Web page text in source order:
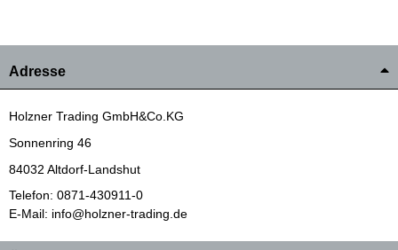
Adresse
Holzner Trading GmbH&Co.KG
Sonnenring 46
84032 Altdorf-Landshut
Telefon: 0871-430911-0
E-Mail: info@holzner-trading.de